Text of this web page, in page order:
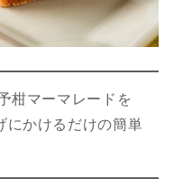
柑マーマレードを
にかけるだけの簡単